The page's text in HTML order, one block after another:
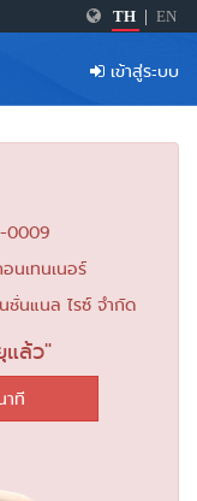
TH EN
เข้าสู่ระบบ
0009
นเทนเนอร์
ชั่นแนล ไรซ์ จำกัด
แล้ว"
าที